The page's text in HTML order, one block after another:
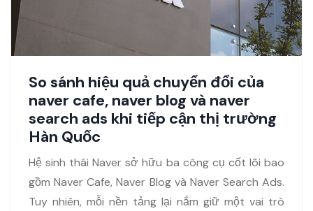
So sánh hiệu quả chuyển đổi của
naver cafe, naver blog và naver
search ads khi tiếp cận thị trường
Hàn Quốc
Hệ sinh thái Naver sở hữu ba công cụ cốt lõi bao
gồm Naver Cafe, Naver Blog và Naver Search Ads.
Tuy nhiên, mỗi nền tảng lại nắm giữ một vai trò